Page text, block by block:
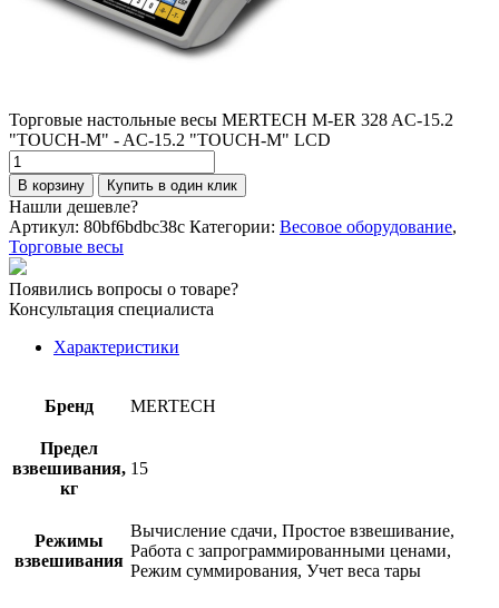
Торговые настольные весы MERTECH M-ER 328 AC-15.2
"TOUCH-M" - AC-15.2 "TOUCH-M" LCD
Количество
товара
Торговые
настольные
весы
MERTECH
M-
ER
328
"TOUCH-
В корзину Купить в один клик
Нашли дешевле?
Артикул: 80bf6bdbc38c Категории: Весовое оборудование,
Торговые весы
Появились вопросы о товаре?
Консультация специалиста
Характеристики
Бренд MERTECH
Предел
взвешивания,
кг
15
Режимы
взвешивания
Вычисление сдачи, Простое взвешивание,
Работа с запрограммированными ценами,
Режим суммирования, Учет веса тары